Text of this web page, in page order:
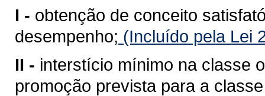
I - obtenção de conceito
desempenho; (Incluído pela Lei
II - interstício mínimo na classe
promoção prevista para a